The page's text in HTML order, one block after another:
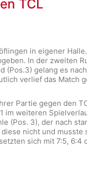
TCL
in eigener
In der zweiten
(Pos.3) gelang es
verlief das Match
Partie gegen den
im weiteren
(Pos. 3), der nach
nicht und
sich mit 7:5,